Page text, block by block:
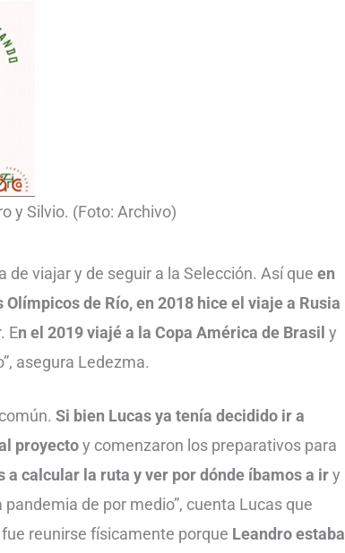
y Silvio. (Foto: Archivo)
de viajar y de seguir a la Selección. Así queen
de Río, en 2018 hice el viaje a Rusia
En el 2019 viajé a la Copa América de Brasil y
asegura Ledezma.
Si bien Lucas ya tenía decidido ir a
proyectoy comenzaron los preparativos para
a calcular la ruta y ver por dónde íbamos a iry
de por medio”, cuenta Lucas que
reunirse físicamente porque Leandro estaba